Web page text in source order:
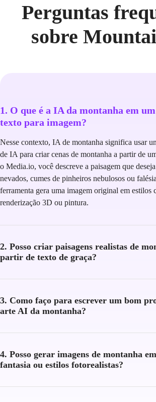
Perguntas
sobre
1. O que é a IA da montanha em
texto para imagem?
Nesse contexto, IA de montanha significa usar
de IA para criar cenas de montanha a partir de
o Media.io, você descreve a paisagem que
nevados, cumes de pinheiros nebulosos ou
ferramenta gera uma imagem original em estilos
renderização 3D ou pintura.
2. Posso criar paisagens realistas de
partir de texto de graça?
3. Como faço para escrever um bom
arte AI da montanha?
4. Posso gerar imagens de montanha
fantasia ou estilos fotorealistas?